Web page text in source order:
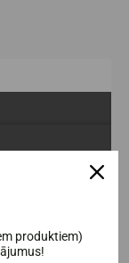
malato;
produktiem)